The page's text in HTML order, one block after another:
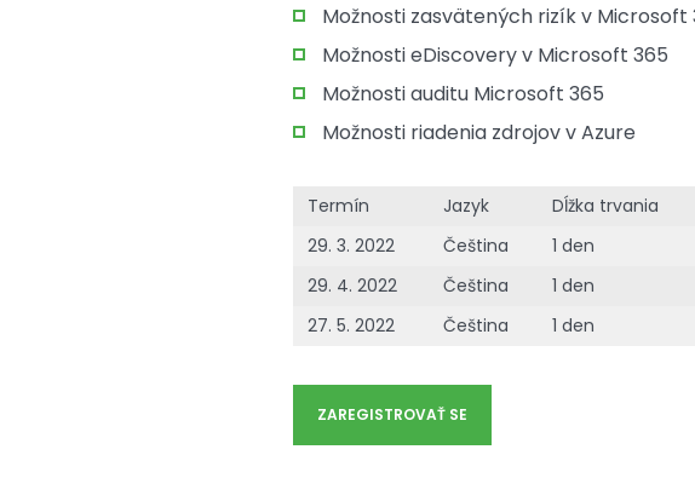
Možnosti zasvätených rizík v Microsoft
Možnosti eDiscovery v Microsoft 365
Možnosti auditu Microsoft 365
Možnosti riadenia zdrojov v Azure
Termín Jazyk Dĺžka trvania
29. 3. 2022
Čeština 1 den
29. 4. 2022
Čeština 1 den
27. 5. 2022
Čeština 1 den
ZAREGISTROVAŤ SE